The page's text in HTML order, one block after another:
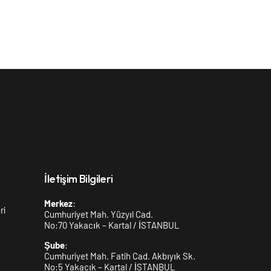
İletişim Bilgileri
Merkez:
Cumhuriyet Mah. Yüzyıl Cad.
No:70 Yakacık – Kartal / İSTANBUL
Şube:
Cumhuriyet Mah. Fatih Cad. Akbıyık Sk.
No:5 Yakacık – Kartal / İSTANBUL